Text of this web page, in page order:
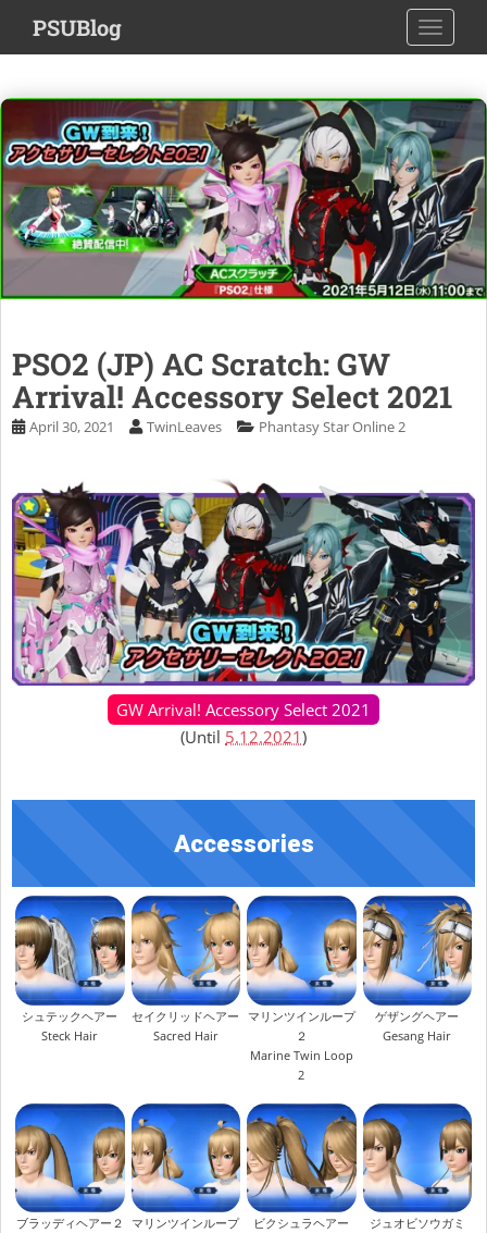
i
t
o
m
a
c
PSUBlog
PSO2 (JP) AC Scratch: GW
Arrival! Accessory Select 2021
April 30, 2021 TwinLeaves Phantasy Star Online 2
GW Arrival! Accessory Select 2021
(Until 5.12.2021)
Accessories
シュテックヘアー
Steck Hair
セイクリッドヘアー
Sacred Hair
マリンツインループ
２
Marine Twin Loop
2
ゲザングヘアー
Gesang Hair
ブラッディヘアー２
マリンツインループ
ビクシュラヘアー
ジュオビソウガミ